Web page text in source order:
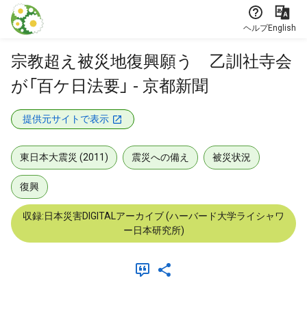
本文に飛ぶ
ヘルプEnglish
宗教超え被災地復興願う 乙訓社寺会
が「百ケ日法要」 - 京都新聞
提供元サイトで表示
東日本大震災 (2011) 震災への備え 被災状況
復興
収録:日本災害DIGITALアーカイブ (ハーバード大学ライシャワ
ー日本研究所)